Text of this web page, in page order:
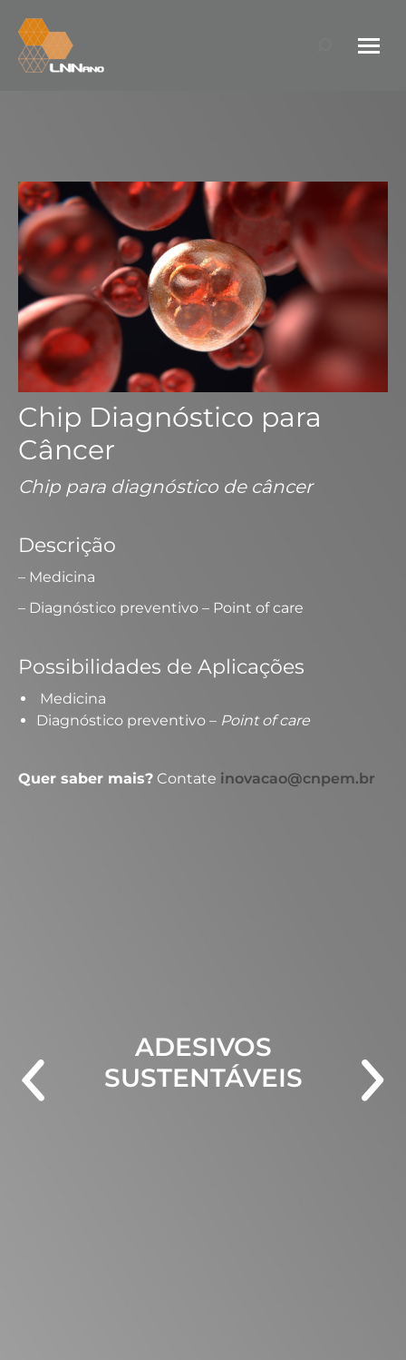
Search:
Chip Diagnóstico para
Câncer
Chip para diagnóstico de câncer
Descrição
– Medicina
– Diagnóstico preventivo – Point of care
Possibilidades de Aplicações
Medicina
Diagnóstico preventivo – Point of care
Quer saber mais? Contate inovacao@cnpem.br
ADESIVOS
SUSTENTÁVEIS